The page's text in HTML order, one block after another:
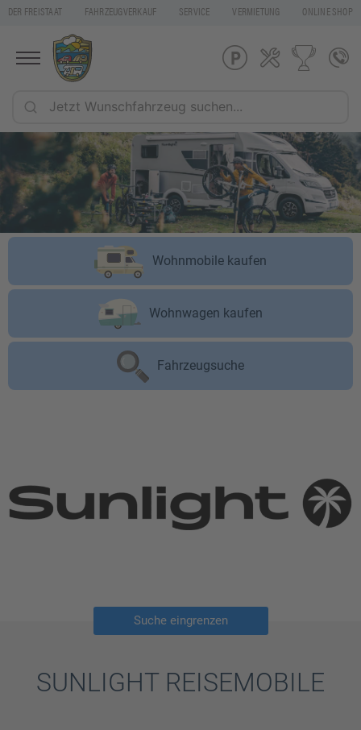
DER FREISTAAT FAHRZEUGVERKAUF SERVICE VERMIETUNG ONLINE SHOP
Wohnmobile kaufen
Wohnwagen kaufen
Fahrzeugsuche
Suche eingrenzen
SUNLIGHT REISEMOBILE